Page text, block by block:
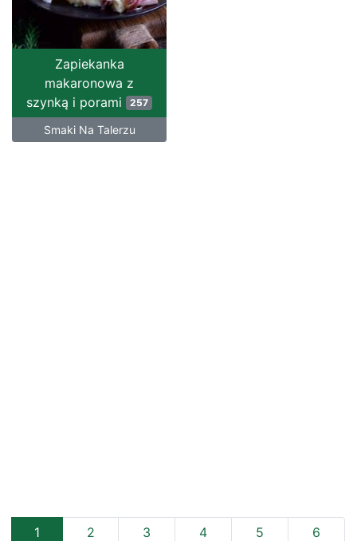
Zapiekanka
makaronowa z
szynką i porami 257
Smaki Na Talerzu
1 2 3 4 5 6